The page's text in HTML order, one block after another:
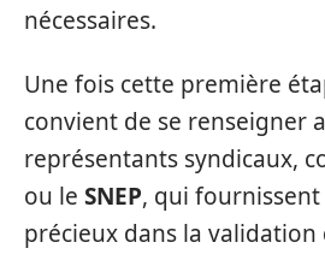
nécessaires.
Une fois cette première
convient de se renseigner
représentants syndicaux,
ou le SNEP, qui
précieux dans la validation